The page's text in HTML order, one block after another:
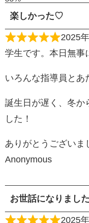
楽しかった♡
2025
学生です。本日無事
いろんな指導員とあ
誕生日が遅く、冬か
した！
ありがとうござい
Anonymous
お世話になりました
2025